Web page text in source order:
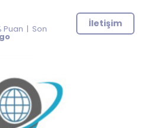
Puan | Son İletişim